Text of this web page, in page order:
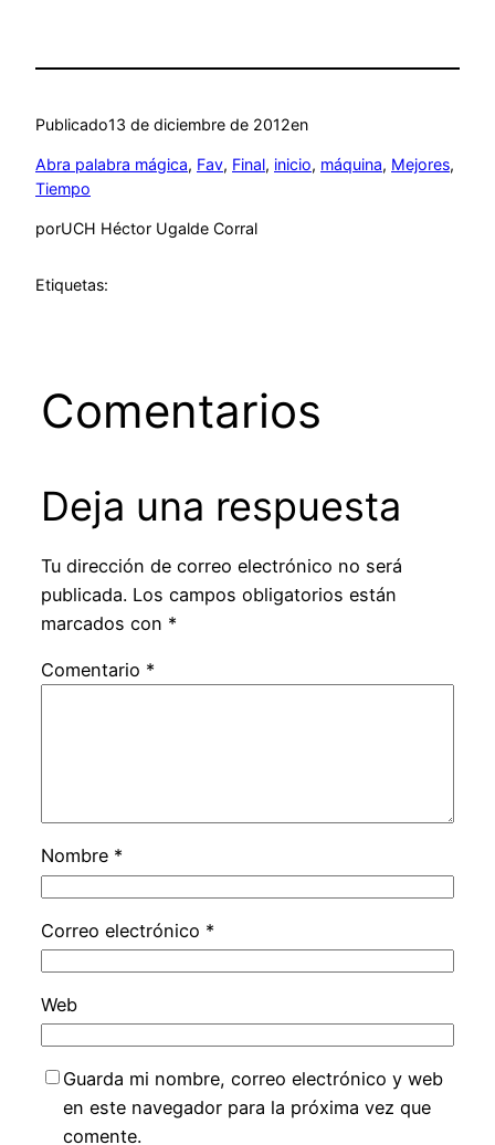
Publicado13 de diciembre de 2012en
Abra palabra mágica, Fav, Final, inicio, máquina, Mejores
Tiempo
porUCH Héctor Ugalde Corral
Etiquetas:
Comentarios
Deja una respuesta
Tu dirección de correo electrónico no será
publicada. Los campos obligatorios están
marcados con *
Comentario *
Nombre *
Correo electrónico *
Web
Guarda mi nombre, correo electrónico y web
en este navegador para la próxima vez que
comente.